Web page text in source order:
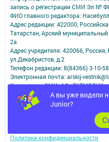
А вы уже видели
Junior?
запись о регистрации СМИ Эл №
ФИО главного редактора:
Адрес редакции: 422000,
Татарстан, Арский муниципальный
2а
Адрес учредителя: 420066, Россия,
ул.Декабристов, д.2
Телефон редакции: 8(84366) 3-10-
Электронная почта: arskij-
Учредитель СМИ: АО «ТАТМЕДИА»
Антикоррупционная политика
АО «ТАТМЕДИА» использует
удобства пользователей сайтом.
Использование «cookie» можно
Политика конфиденциальности